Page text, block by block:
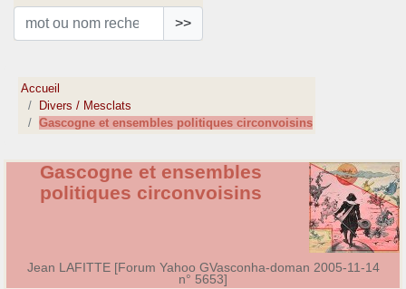
>>
Accueil
Divers / Mesclats
Gascogne et ensembles politiques circonvoisins
Gascogne et ensembles
politiques circonvoisins
Jean LAFITTE [Forum Yahoo GVasconha-doman 2005-11-14
n° 5653]